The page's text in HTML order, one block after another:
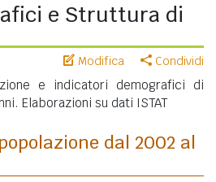
e Struttura di
Modifica Condividi
e indicatori demografici di
Elaborazioni su dati ISTAT
dal 2002 al